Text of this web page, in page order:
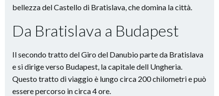
bellezza del Castello di Bratislava, che domina la città.
Da Bratislava a Budapest
Il secondo tratto del Giro del Danubio parte da Bratislava
e si dirige verso Budapest, la capitale dell Ungheria.
Questo tratto di viaggio è lungo circa 200 chilometri e può
essere percorso in circa 4 ore.